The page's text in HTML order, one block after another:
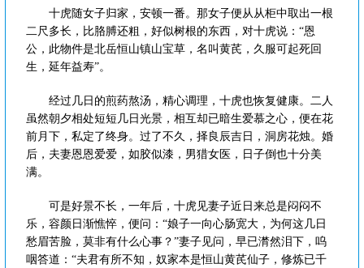
十虎随女子归家，安顿一番。那女子便从从柜中取出一根
二尺多长，比胳膊还粗，好似树根的东西，对十虎说：“恩
公，此物件是北岳恒山镇山宝草，名叫黄芪，久服可起死回
生，延年益寿”。
经过几日的煎药熬汤，精心调理，十虎也恢复健康。二人
虽然朝夕相处短短几日光景，相互却已暗生爱慕之心，便在花
前月下，私定了终身。过了不久，择良辰吉日，洞房花烛。婚
后，夫妻恩恩爱爱，如胶似漆，男猎女医，日子倒也十分美
满。
可是好景不长，一年后，十虎见妻子近日来总是闷闷不
乐，容颜日渐憔悴，便问：“娘子一向心肠宽大，为何这几日
愁眉苦脸，莫非有什么心事？”妻子见问，早已潸然泪下，呜
咽答道：“夫君有所不知，奴家本是恒山黄芪仙子，修炼已千